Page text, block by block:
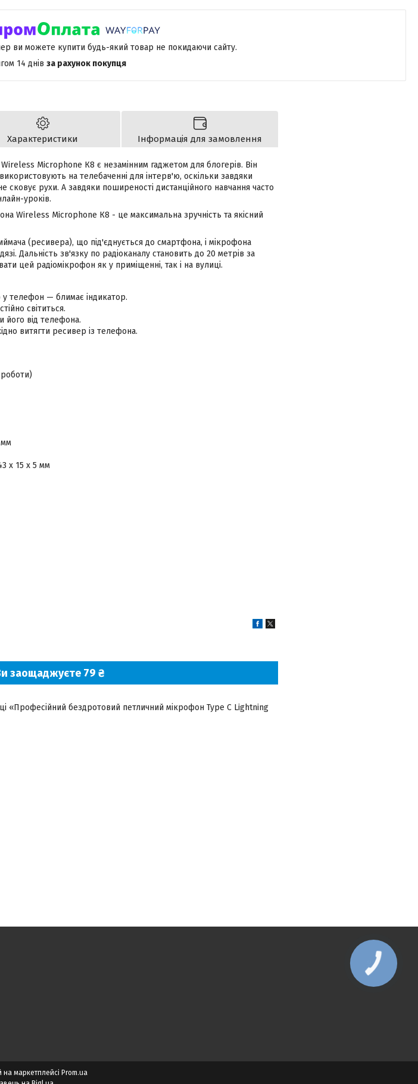
ви можете купити будь-який товар не покидаючи сайту.
14 днів за рахунок покупця
Характеристики Інформація для замовлення
Microphone К8 є незамінним гаджетом для блогерів. Він
на телебаченні для інтерв'ю, оскільки завдяки
сковує рухи. А завдяки поширеності дистанційного навчання часто
уроків.
Wireless Microphone К8 - це максимальна зручність та якісний
(ресивера), що під'єднується до смартфона, і мікрофона
Дальність зв'язку по радіоканалу становить до 20 метрів за
цей радіомікрофон як у приміщенні, так і на вулиці.
у телефон — блимає індикатор.
світиться.
його від телефона.
витягти ресивер із телефона.
мм
х 15 х 5 мм
заощаджуєте 79 ₴
бездротовий петличний мікрофон Type C Lightning
на маркетплейсі Prom.ua